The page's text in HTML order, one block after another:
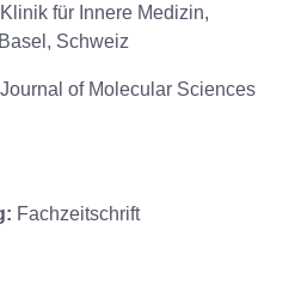
für Innere Medizin,
Schweiz
of Molecular Sciences
Fachzeitschrift